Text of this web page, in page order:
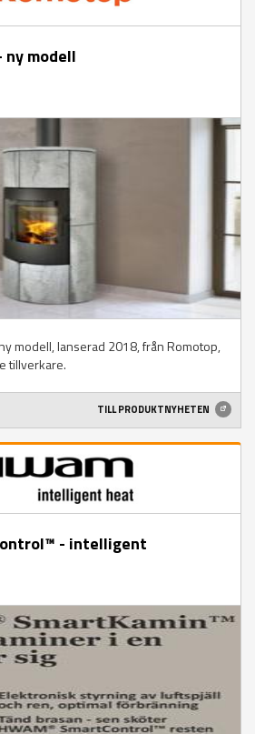
ny modell
modell, lanserad 2018, från Romotop,
tillverkare.
TILL PRODUKTNYHETEN
- intelligent